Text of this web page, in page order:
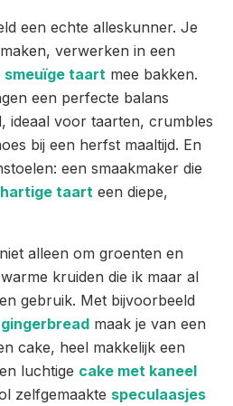
een echte alleskunner. Je
verwerken in een
smeuïge taart mee bakken.
een perfecte balans
ideaal voor taarten, crumbles
bij een herfst maaltijd. En
een smaakmaker die
taart een diepe,
alleen om groenten en
kruiden die ik maar al
gebruik. Met bijvoorbeeld
gingerbread maak je van een
cake, heel makkelijk een
luchtige cake met kaneel
zelfgemaakte speculaasjes